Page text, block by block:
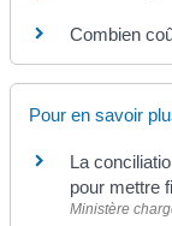
Combien
Pour en savoir
La
pour mettre
Ministère